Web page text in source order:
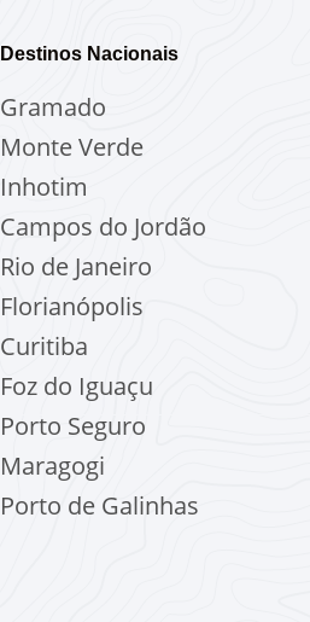
Destinos Nacionais
Gramado
Monte Verde
Inhotim
Campos do Jordão
Rio de Janeiro
Florianópolis
Curitiba
Foz do Iguaçu
Porto Seguro
Maragogi
Porto de Galinhas